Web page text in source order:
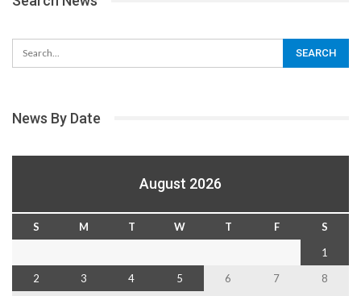
News By Date
August 2026
S M T W T F
S
1
2
3 4 5 6 7
8